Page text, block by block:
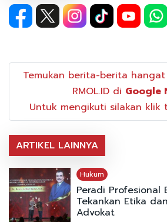
Temukan berita-berita
RMOL.ID di Google
Untuk mengikuti silakan klik
ARTIKEL LAINNYA
Hukum
Peradi Profesional
Tekankan Etika
Advokat